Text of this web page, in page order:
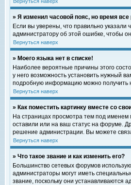
» Я изменил часовой пояс, но время
Если вы уверены, что правильно указали
администратору об этой ошибке, чтобы
Вернуться наверх
» Моего языка нет в списке!
Наиболее вероятные причины этого
у него возможность установить нужный
подробную информацию можно получить
Вернуться наверх
» Как поместить картинку вместе со
На страницах просмотра тем под именем
оставили или на ваш статус на форуме.
решение администрации. Вы можете
Вернуться наверх
» Что такое звание и как изменить его?
Большинство сетевых форумов
администраторы могут иметь
звание, поскольку они